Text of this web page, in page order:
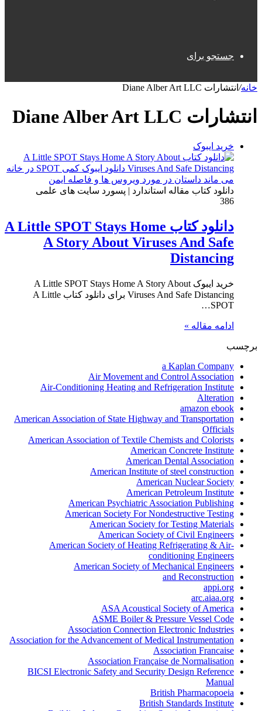
جستجو برای
خانه/ انتشارات Diane Alber Art LLC
انتشارات Diane Alber Art LLC
خرید ایبوک
دانلود کتاب مقاله استاندارد | پسورد سایت های علمی
386
دانلود کتاب A Little SPOT Stays Home
A Story About Viruses And Safe
Distancing
خرید ایبوک A Little SPOT Stays Home A Story About
Viruses And Safe Distancing برای دانلود کتاب A Little
SPOT…
ادامه مقاله »
برچسب
a Kaplan Company
Air Movement and Control Association
Air-Conditioning Heating and Refrigeration Institute
Alteration
amazon ebook
American Association of State Highway and Transportation
Officials
American Association of Textile Chemists and Colorists
American Concrete Institute
American Dental Association
American Institute of steel construction
American Nuclear Society
American Petroleum Institute
American Psychiatric Association Publishing
American Society For Nondestructive Testing
American Society for Testing Materials
American Society of Civil Engineers
American Society of Heating Refrigerating & Air-
conditioning Engineers
American Society of Mechanical Engineers
and Reconstruction
appi.org
arc.aiaa.org
ASA Acoustical Society of America
ASME Boiler & Pressure Vessel Code
Association Connection Electronic Industries
Association for the Advancement of Medical Instrumentation
Association Francaise
Association Française de Normalisation
BICSI Electronic Safety and Security Design Reference
Manual
British Pharmacopoeia
British Standards Institute